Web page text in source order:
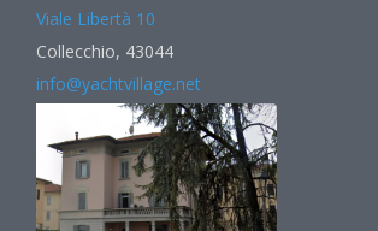
Viale Libertà 10
Collecchio, 43044
info@yachtvillage.net